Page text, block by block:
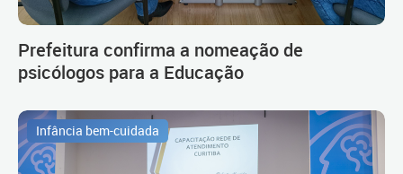
Prefeitura confirma a nomeação de
psicólogos para a Educação
Infância bem-cuidada